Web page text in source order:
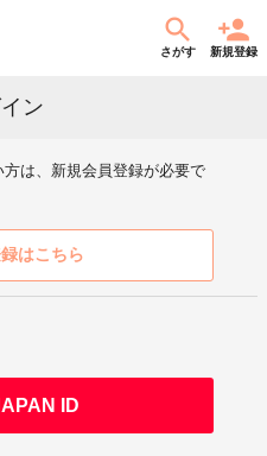
さがす 新規登録
ン
は、新規会員登録が必要で
はこちら
ID